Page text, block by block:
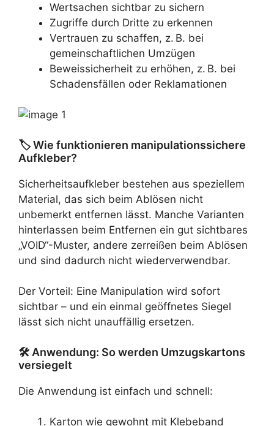
Wertsachen sichtbar zu sichern
Zugriffe durch Dritte zu erkennen
Vertrauen zu schaffen, z. B. bei
gemeinschaftlichen Umzügen
Beweissicherheit zu erhöhen, z. B. bei
Schadensfällen oder Reklamationen
🏷️ Wie funktionieren manipulationssichere
Aufkleber?
Sicherheitsaufkleber bestehen aus speziellem
Material, das sich beim Ablösen nicht
unbemerkt entfernen lässt. Manche Varianten
hinterlassen beim Entfernen ein gut sichtbares
„VOID“-Muster, andere zerreißen beim Ablösen
und sind dadurch nicht wiederverwendbar.
Der Vorteil: Eine Manipulation wird sofort
sichtbar – und ein einmal geöffnetes Siegel
lässt sich nicht unauffällig ersetzen.
🛠️ Anwendung: So werden Umzugskartons
versiegelt
Die Anwendung ist einfach und schnell:
Karton wie gewohnt mit Klebeband